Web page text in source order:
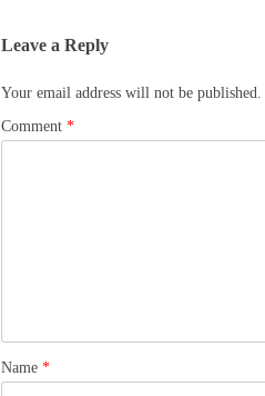
Leave a Reply
Your email address will not be published.
Comment *
Name *